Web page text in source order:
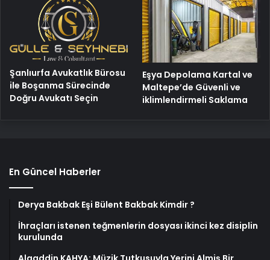
Şanlıurfa Avukatlık Bürosu
ile Boşanma Sürecinde
Doğru Avukatı Seçin
Eşya Depolama Kartal ve
Maltepe’de Güvenli ve
iklimlendirmeli Saklama
En Güncel Haberler
Derya Bakbak Eşi Bülent Bakbak Kimdir ?
İhraçları istenen teğmenlerin dosyası ikinci kez disiplin
kurulunda